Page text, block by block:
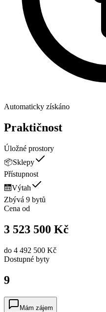
Automaticky získáno
Praktičnost
Úložné prostory
📦Sklepy
Přístupnost
🛗Výtah
Zbývá 9 bytů
Cena od
3 523 500 Kč
do 4 492 500 Kč
Dostupné byty
9
Mám zájem